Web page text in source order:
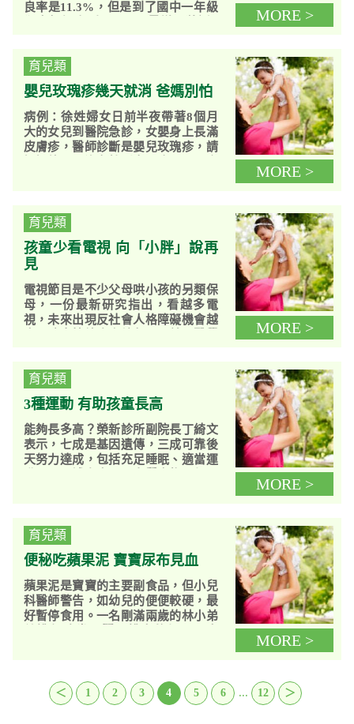
良率是11.3%，但是到了國中一年級
MORE >
育兒類
嬰兒玫瑰疹幾天就消 爸媽別怕
病例：徐姓婦女日前半夜帶著8個月
大的女兒到醫院急診，女嬰身上長滿
皮膚疹，醫師診斷是嬰兒玫瑰疹，請
MORE >
育兒類
孩童少看電視 向「小胖」說再
見
電視節目是不少父母哄小孩的另類保
母，一份最新研究指出，看越多電
視，未來出現反社會人格障礙機會越
MORE >
育兒類
3種運動 有助孩童長高
能夠長多高？榮新診所副院長丁綺文
表示，七成是基因遺傳，三成可靠後
天努力達成，包括充足睡眠、適當運
MORE >
育兒類
便秘吃蘋果泥 寶寶尿布見血
蘋果泥是寶寶的主要副食品，但小兒
科醫師警告，如幼兒的便便較硬，最
好暫停食用。一名剛滿兩歲的林小弟
MORE >
＜ 1 2 3 4 5 6 ... 12 ＞